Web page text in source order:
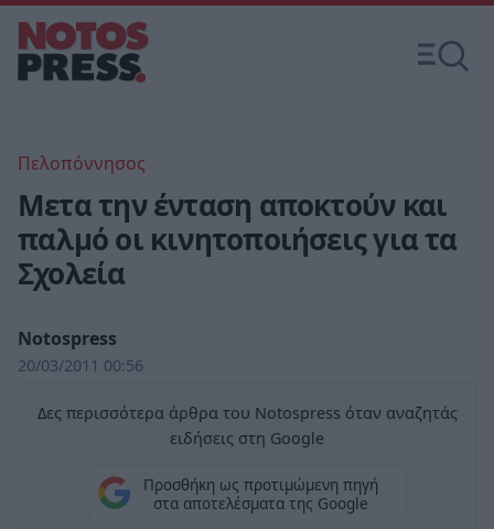
Πελοπόννησος
Μετα την ένταση αποκτούν και
παλμό οι κινητοποιήσεις για τα
Σχολεία
Notospress
20/03/2011 00:56
Δες περισσότερα άρθρα του Notospress όταν αναζητάς
ειδήσεις στη Google
Προσθήκη ως προτιμώμενη πηγή
στα αποτελέσματα της Google